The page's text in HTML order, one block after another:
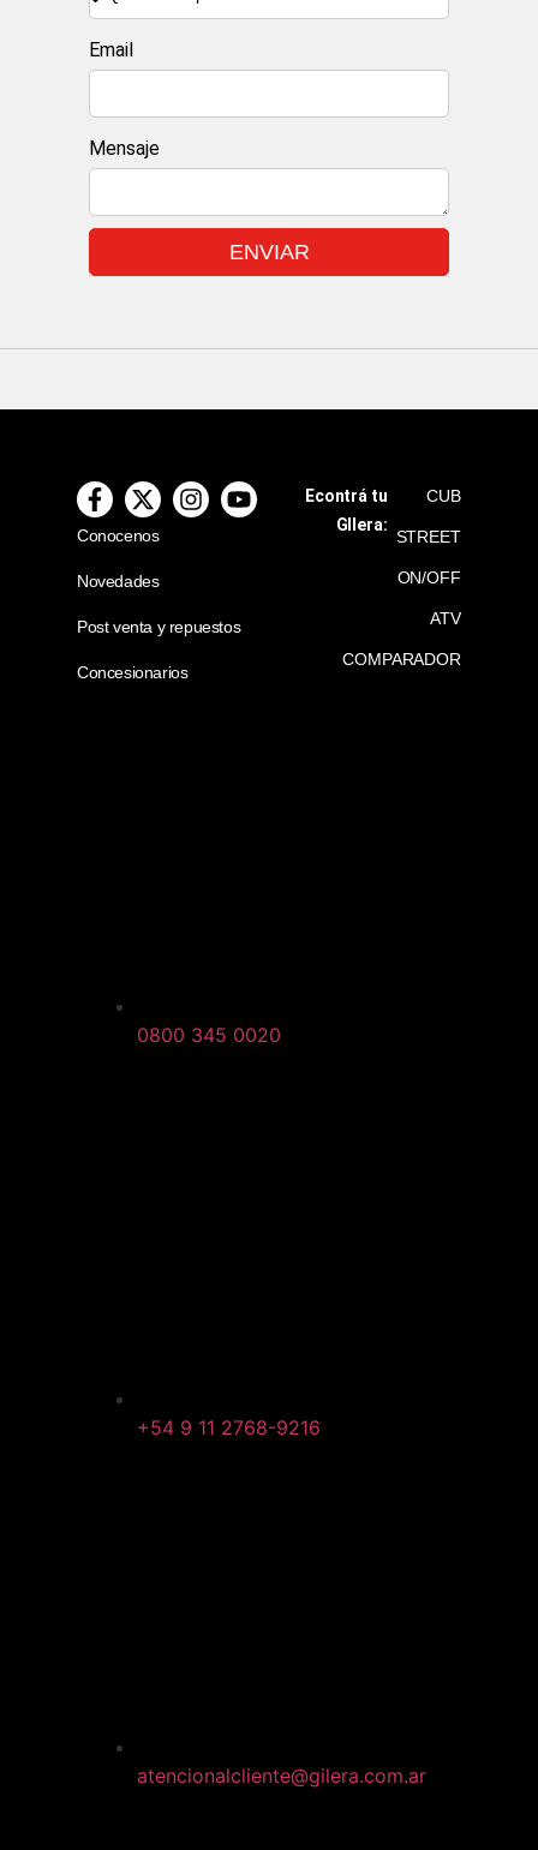
Email
Mensaje
ENVIAR
Conocenos
Novedades
Post venta y repuestos
Concesionarios
Econtrá tu
GIlera:
CUB
STREET
ON/OFF
ATV
COMPARADOR
0800 345 0020
+54 9 11 2768-9216
atencionalcliente@gilera.com.ar